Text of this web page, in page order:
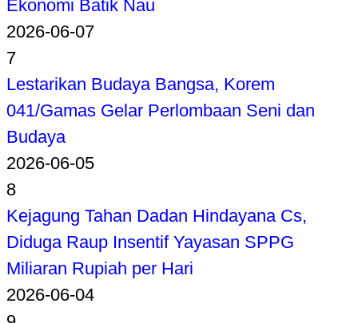
Ekonomi Batik Nau
2026-06-07
7
Lestarikan Budaya Bangsa, Korem
041/Gamas Gelar Perlombaan Seni dan
Budaya
2026-06-05
8
Kejagung Tahan Dadan Hindayana Cs,
Diduga Raup Insentif Yayasan SPPG
Miliaran Rupiah per Hari
2026-06-04